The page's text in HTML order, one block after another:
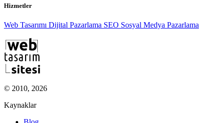
Hizmetler
Web Tasarımı Dijital Pazarlama SEO Sosyal Medya Pazarlama
© 2010, 2026
Kaynaklar